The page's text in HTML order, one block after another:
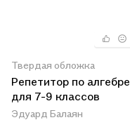
Твердая обложка
Репетитор по алгебре
для 7-9 классов
Эдуард Балаян